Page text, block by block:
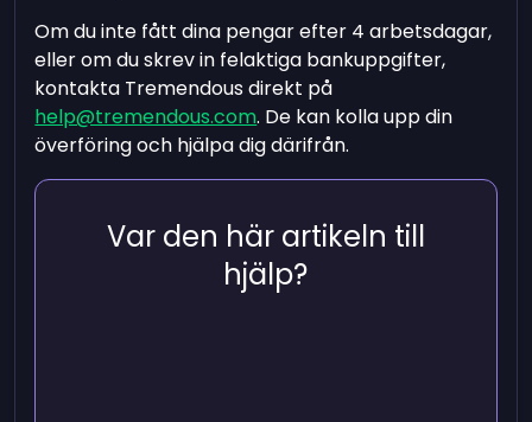
Om du inte fått dina pengar efter 4 arbetsdagar,
eller om du skrev in felaktiga bankuppgifter,
kontakta Tremendous direkt på
help@tremendous.com. De kan kolla upp din
överföring och hjälpa dig därifrån.
Var den här artikeln till
hjälp?